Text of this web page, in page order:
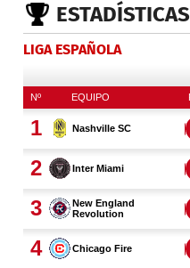
ESTADÍSTICAS
LIGA ESPAÑOLA